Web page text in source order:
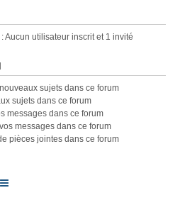
Aucun utilisateur inscrit et 1 invité
sujets dans ce forum
sujets dans ce forum
messages dans ce forum
messages dans ce forum
pièces jointes dans ce forum